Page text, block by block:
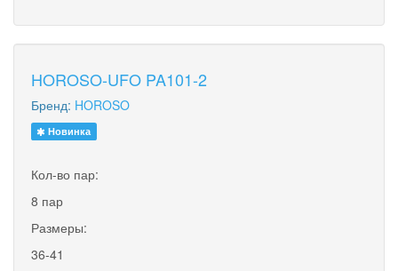
HOROSO-UFO PA101-2
Бренд: HOROSO
Новинка
Кол-во пар:
8 пар
Размеры:
36-41